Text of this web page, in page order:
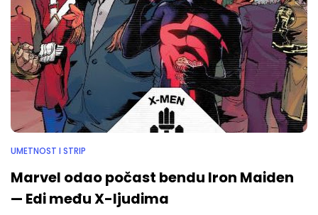
UMETNOST I STRIP
Marvel odao počast bendu Iron Maiden
— Edi među X-ljudima